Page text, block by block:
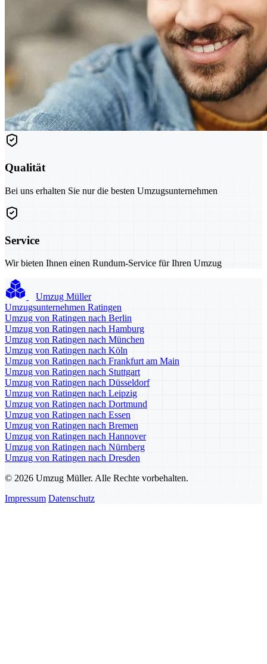
Qualität
Bei uns erhalten Sie nur die besten Umzugsunternehmen
Service
Wir bieten Ihnen einen Rundum-Service für Ihren Umzug
Umzug Müller
Umzugsunternehmen Ratingen
Umzug von Ratingen nach Berlin
Umzug von Ratingen nach Hamburg
Umzug von Ratingen nach München
Umzug von Ratingen nach Köln
Umzug von Ratingen nach Frankfurt am Main
Umzug von Ratingen nach Stuttgart
Umzug von Ratingen nach Düsseldorf
Umzug von Ratingen nach Leipzig
Umzug von Ratingen nach Dortmund
Umzug von Ratingen nach Essen
Umzug von Ratingen nach Bremen
Umzug von Ratingen nach Hannover
Umzug von Ratingen nach Nürnberg
Umzug von Ratingen nach Dresden
© 2026 Umzug Müller. Alle Rechte vorbehalten.
Impressum Datenschutz